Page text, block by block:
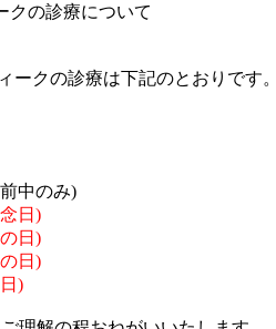
の診療について
クの診療は下記のとおりです
中のみ)
日)
日)
日)
)